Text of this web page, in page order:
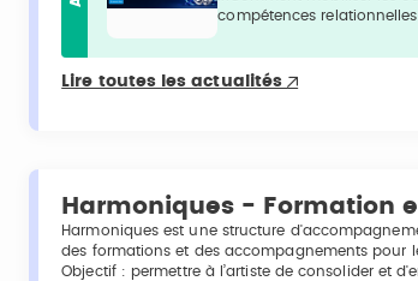
compétences
Lire toutes les actualités
Harmoniques - Formation
Harmoniques est une structure
des formations et des accompagnements pour
Objectif : permettre à l’artiste de consolider et